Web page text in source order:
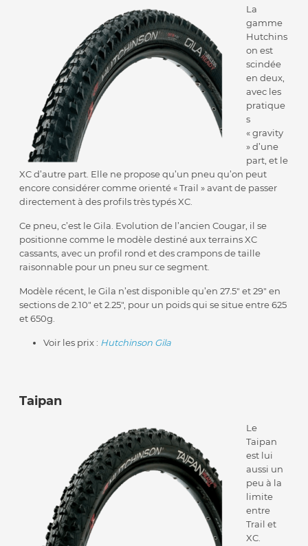
La
gamme
Hutchins
on est
scindée
en deux,
avec les
pratique
s
« gravity
» d’une
part, et le
XC d’autre part. Elle ne propose qu’un pneu qu’on peut
encore considérer comme orienté « Trail » avant de passer
directement à des profils très typés XC.
Ce pneu, c’est le Gila. Evolution de l’ancien Cougar, il se
positionne comme le modèle destiné aux terrains XC
cassants, avec un profil rond et des crampons de taille
raisonnable pour un pneu sur ce segment.
Modèle récent, le Gila n’est disponible qu’en 27.5″ et 29″ en
sections de 2.10″ et 2.25″, pour un poids qui se situe entre 625
et 650g.
Voir les prix : Hutchinson Gila
Taipan
Le
Taipan
est lui
aussi un
peu à la
limite
entre
Trail et
XC.